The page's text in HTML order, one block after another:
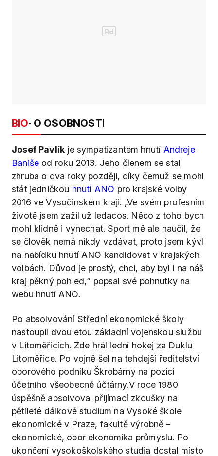
BIO· O OSOBNOSTI
Josef Pavlík je sympatizantem hnutí Andreje
Baniše od roku 2013. Jeho členem se stal
zhruba o dva roky později, díky čemuž se mohl
stát jedničkou hnutí ANO pro krajské volby
2016 ve Vysočinském kraji. „Ve svém profesním
životě jsem zažil už ledacos. Něco z toho bych
mohl klidně i vynechat. Sport mě ale naučil, že
se člověk nemá nikdy vzdávat, proto jsem kývl
na nabídku hnutí ANO kandidovat v krajských
volbách. Důvod je prostý, chci, aby byl i na náš
kraj pěkný pohled,“ popsal své pohnutky na
webu hnutí ANO.
Po absolvování Střední ekonomické školy
nastoupil dvouletou základní vojenskou službu
v Litoměřicích. Zde hrál lední hokej za Duklu
Litoměřice. Po vojně šel na tehdejší ředitelství
oborového podniku Škrobárny na pozici
účetního všeobecné účtárny.V roce 1980
úspěšně absolvoval přijímací zkoušky na
pětileté dálkové studium na Vysoké škole
ekonomické v Praze, fakultě výrobně –
ekonomické, obor ekonomika průmyslu. Po
ukončení vysokoškolského studia dostal místo